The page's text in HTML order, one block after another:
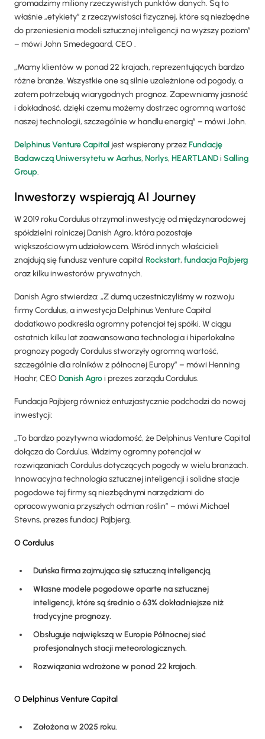
gromadzimy miliony rzeczywistych punktów danych. Są to
właśnie „etykiety” z rzeczywistości fizycznej, które są niezbędne
do przeniesienia modeli sztucznej inteligencji na wyższy poziom”
– mówi John Smedegaard, CEO .
„Mamy klientów w ponad 22 krajach, reprezentujących bardzo
różne branże. Wszystkie one są silnie uzależnione od pogody, a
zatem potrzebują wiarygodnych prognoz. Zapewniamy jasność
i dokładność, dzięki czemu możemy dostrzec ogromną wartość
naszej technologii, szczególnie w handlu energią” – mówi John.
Delphinus Venture Capital jest wspierany przezFundację
Badawczą Uniwersytetu w Aarhus, Norlys, HEARTLANDi Salling
Group.
Inwestorzy wspierają AI Journey
W 2019 roku Cordulus otrzymał inwestycję od międzynarodowej
spółdzielni rolniczej Danish Agro, która pozostaje
większościowym udziałowcem. Wśród innych właścicieli
znajdują się fundusz venture capital Rockstart, fundacja Pajbjerg
oraz kilku inwestorów prywatnych.
Danish Agro stwierdza: „Z dumą uczestniczyliśmy w rozwoju
firmy Cordulus, a inwestycja Delphinus Venture Capital
dodatkowo podkreśla ogromny potencjał tej spółki. W ciągu
ostatnich kilku lat zaawansowana technologia i hiperlokalne
prognozy pogody Cordulus stworzyły ogromną wartość,
szczególnie dla rolników z północnej Europy” – mówi Henning
Haahr, CEODanish Agroi prezes zarządu Cordulus.
Fundacja Pajbjerg również entuzjastycznie podchodzi do nowej
inwestycji:
„To bardzo pozytywna wiadomość, że Delphinus Venture Capital
dołącza do Cordulus. Widzimy ogromny potencjał w
rozwiązaniach Cordulus dotyczących pogody w wielu branżach.
Innowacyjna technologia sztucznej inteligencji i solidne stacje
pogodowe tej firmy są niezbędnymi narzędziami do
opracowywania przyszłych odmian roślin” – mówi Michael
Stevns, prezes fundacji Pajbjerg.
O Cordulus
Duńska firma zajmująca się sztuczną inteligencją.
Własne modele pogodowe oparte na sztucznej
inteligencji, które są średnio o 63% dokładniejsze niż
tradycyjne prognozy.
Obsługuje największą w Europie Północnej sieć
profesjonalnych stacji meteorologicznych.
Rozwiązania wdrożone w ponad 22 krajach.
O Delphinus Venture Capital
Założona w 2025 roku.